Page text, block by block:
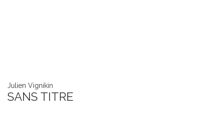
Julien Vignikin
SANS TITRE